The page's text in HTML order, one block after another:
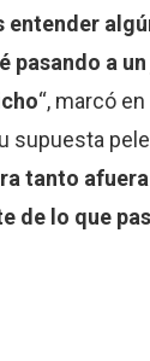
pasando a
“, marcó
supuesta
tanto
de lo que